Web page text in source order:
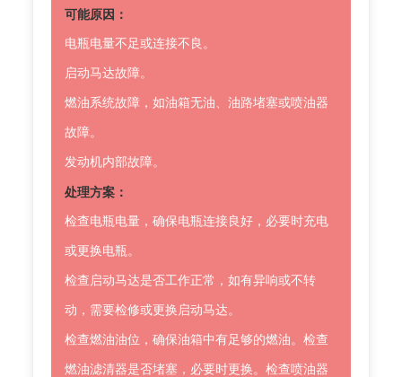
可能原因：
电瓶电量不足或连接不良。
启动马达故障。
燃油系统故障，如油箱无油、油路堵塞或喷油器
故障。
发动机内部故障。
处理方案：
检查电瓶电量，确保电瓶连接良好，必要时充电
或更换电瓶。
检查启动马达是否工作正常，如有异响或不转
动，需要检修或更换启动马达。
检查燃油油位，确保油箱中有足够的燃油。检查
燃油滤清器是否堵塞，必要时更换。检查喷油器